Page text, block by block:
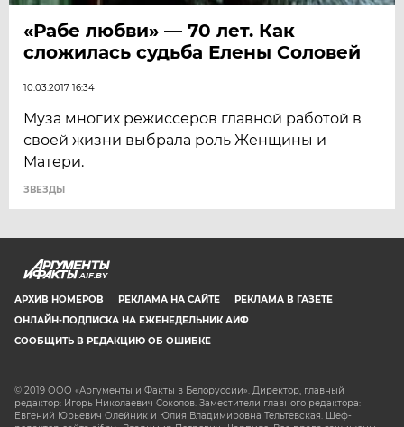
«Рабе любви» — 70 лет. Как
сложилась судьба Елены Соловей
10.03.2017 16:34
Муза многих режиссеров главной работой в
своей жизни выбрала роль Женщины и
Матери.
ЗВЕЗДЫ
AIF.BY
АРХИВ НОМЕРОВ РЕКЛАМА НА САЙТЕ
РЕКЛАМА В ГАЗЕТЕ
ОНЛАЙН-ПОДПИСКА НА ЕЖЕНЕДЕЛЬНИК АИФ
СООБЩИТЬ В РЕДАКЦИЮ ОБ ОШИБКЕ
© 2019 ООО «Аргументы и Факты в Белоруссии». Директор, главный
редактор: Игорь Николаевич Соколов. Заместители главного редактора:
Евгений Юрьевич Олейник и Юлия Владимировна Тельтевская. Шеф-